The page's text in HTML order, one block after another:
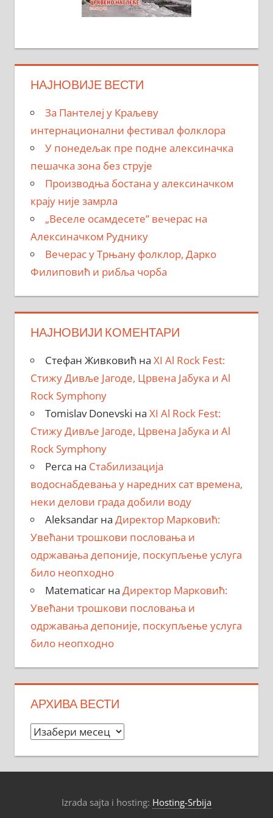
НАЈНОВИЈЕ ВЕСТИ
За Пантелеј у Краљеву
интернационални фестивал фолклора
У понедељак пре подне алексиначка
пешачка зона без струје
Производња бостана у алексиначком
крају није замрла
„Веселе осамдесете” вечерас на
Алексиначком Руднику
Вечерас у Трњану фолклор, Дарко
Филиповић и рибља чорба
НАЈНОВИЈИ КОМЕНТАРИ
Стефан Живковић на XI Al Rock Fest:
Стижу Дивље Јагоде, Црвена Јабука и Al
Rock Symphony
Tomislav Donevski на XI Al Rock Fest:
Стижу Дивље Јагоде, Црвена Јабука и Al
Rock Symphony
Perca на Стабилизација
водоснабдевања у наредних сат времена,
неки делови града добили воду
Aleksandarна Директор Марковић:
Увећани трошкови пословања и
одржавања депоније, поскупљење услуга
било неопходно
Matematicarна Директор Марковић:
Увећани трошкови пословања и
одржавања депоније, поскупљење услуга
било неопходно
АРХИВА ВЕСТИ
Архива
Izrada sajta i hosting: Hosting-Srbija